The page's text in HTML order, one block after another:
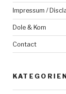
Impressum /
Dole & Kom
Contact